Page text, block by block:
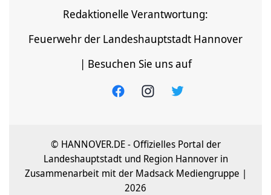
Redaktionelle Verantwortung:
Feuerwehr der Landeshauptstadt Hannover
| Besuchen Sie uns auf
© HANNOVER.DE - Offizielles Portal der
Landeshauptstadt und Region Hannover in
Zusammenarbeit mit der Madsack Mediengruppe |
2026